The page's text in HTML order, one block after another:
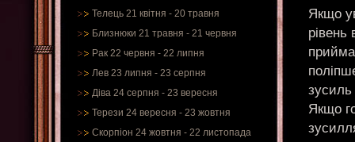
Телець 21 квітня - 20 травня
Близнюки 21 травня - 21 червня
Рак 22 червня - 22 липня
Лев 23 липня - 23 серпня
Діва 24 серпня - 23 вересня
Терези 24 вересня - 23 жовтня
Скорпіон 24 жовтня - 22 листопада
Якщо
зусиль
Якщо